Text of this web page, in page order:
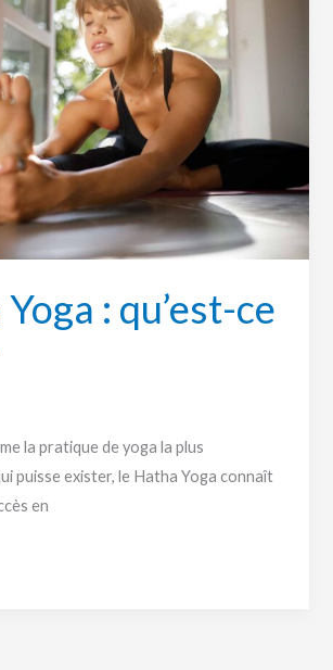
: qu’est-ce
la pratique de yoga la plus
puisse exister, le Hatha Yoga connaît
en